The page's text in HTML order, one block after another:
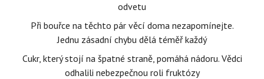
odvetu
Při bouřce na těchto pár věcí doma nezapomínejte.
Jednu zásadní chybu dělá téměř každý
Cukr, který stojí na špatné straně, pomáhá nádoru. Vědci
odhalili nebezpečnou roli fruktózy